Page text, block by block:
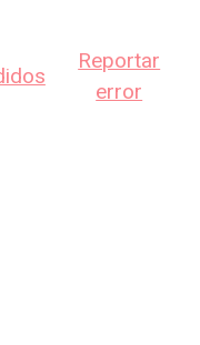
Reportar
error